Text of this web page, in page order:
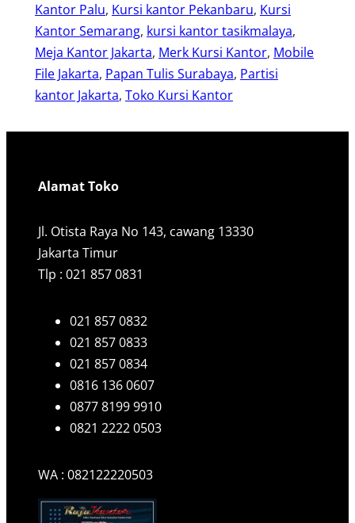
Kantor Palu, Kursi kantor Pekanbaru, Kursi
Kantor Semarang, kursi kantor tasikmalaya
Meja Kantor Jakarta, Merk Kursi Kantor, Mobile
File Jakarta, Papan Tulis Surabaya, Partisi
kantor Jakarta, Toko Kursi Kantor
Alamat Toko
Jl. Otista Raya No 143, cawang 13330
Jakarta Timur
Tlp : 021 857 0831
021 857 0832
021 857 0833
021 857 0834
0816 136 0607
0877 8199 9910
0821 2222 0503
WA : 082122220503